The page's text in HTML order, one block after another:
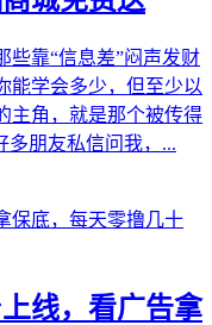
些靠“信息差”闷声发财
能学会多少，但至少以
主角，就是那个被传得
多朋友私信问我，...
线，看广告拿